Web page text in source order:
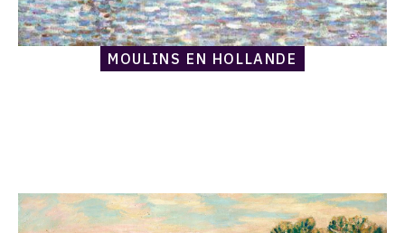
MOULINS EN HOLLANDE
Armand
Guillaumin,
Agay,